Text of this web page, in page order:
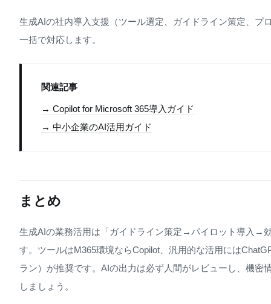
生成AIの社内導入支援（ツール選定、ガイドライン策定、プ
一括で対応します。
関連記事
→ Copilot for Microsoft 365導入ガイド
→ 中小企業のAI活用ガイド
まとめ
生成AIの業務活用は「ガイドライン策定→パイロット導入→
す。ツールはM365環境ならCopilot、汎用的な活用には
ラン）が推奨です。AIの出力は必ず人間がレビューし、機密
しましょう。